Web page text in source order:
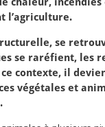
l’agriculture.
se
se raréfient, les
contexte, il
végétales et